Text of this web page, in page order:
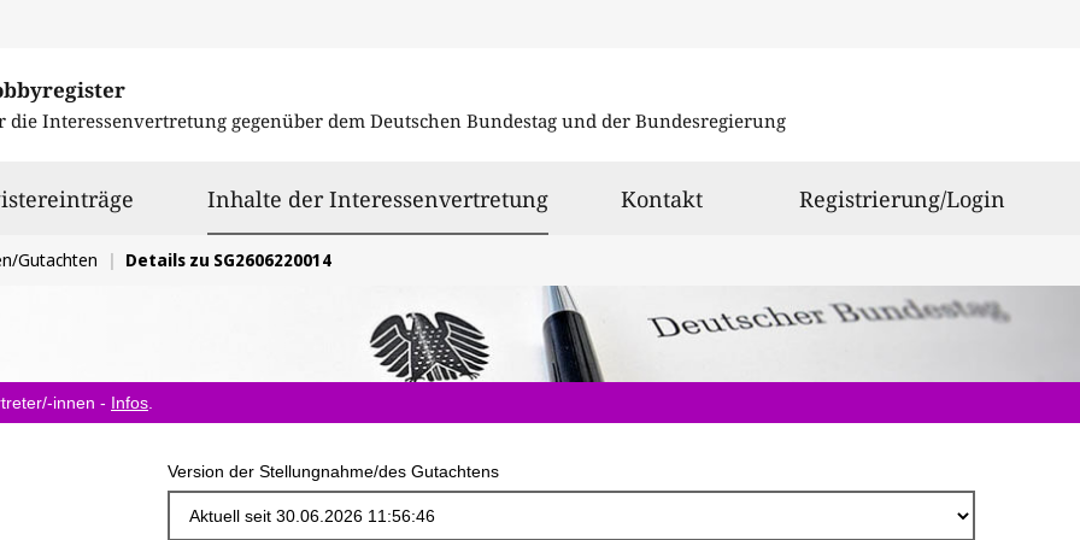
die Interessenvertretung gegenüber dem Deutschen Bundestag und der Bundesregierung
Inhalte der Interessenvertretungausgewählt
Kontakt Registrierung/Login
Gutachten Details zu SG2606220014
innen - Infos
Version der Stellungnahme/des Gutachtens